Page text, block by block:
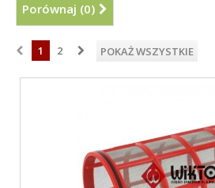
Porównaj (0)
POKAŻ WSZYSTKIE
1 2